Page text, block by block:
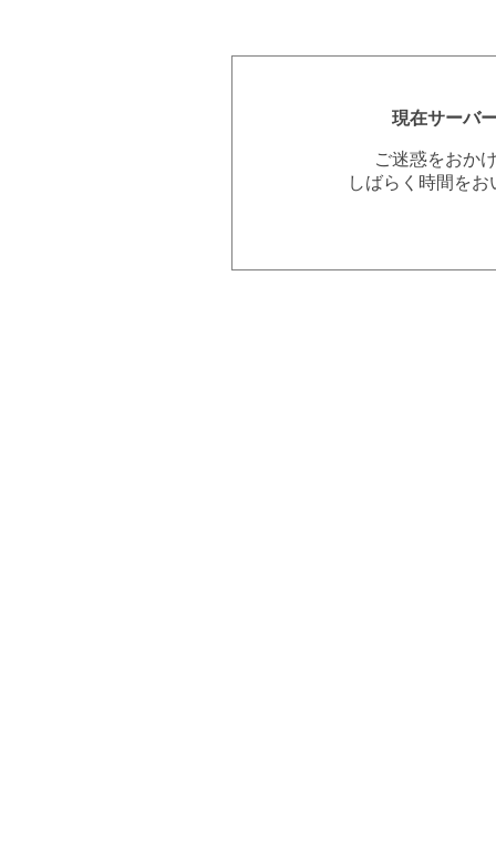
現在サーバ
ご迷惑をおか
しばらく時間を